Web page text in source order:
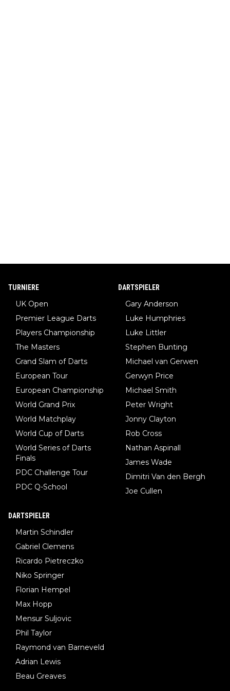
TURNIERE
UK Open
Premier League Darts
Players Championship
The Masters
Grand Slam of Darts
European Tour
European Championship
World Grand Prix
World Matchplay
World Cup of Darts
World Series of Darts
Finals
PDC Challenge Tour
PDC Q-School
DARTSPIELER
Gary Anderson
Luke Humphries
Luke Littler
Stephen Bunting
Michael van Gerwen
Gerwyn Price
Michael Smith
Peter Wright
Jonny Clayton
Rob Cross
Nathan Aspinall
James Wade
Dimitri Van den Bergh
Joe Cullen
DARTSPIELER
Martin Schindler
Gabriel Clemens
Ricardo Pietreczko
Niko Springer
Florian Hempel
Max Hopp
Mensur Suljovic
Phil Taylor
Raymond van Barneveld
Adrian Lewis
Beau Greaves